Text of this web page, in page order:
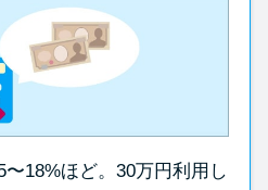
18%ほど。30万円利用し